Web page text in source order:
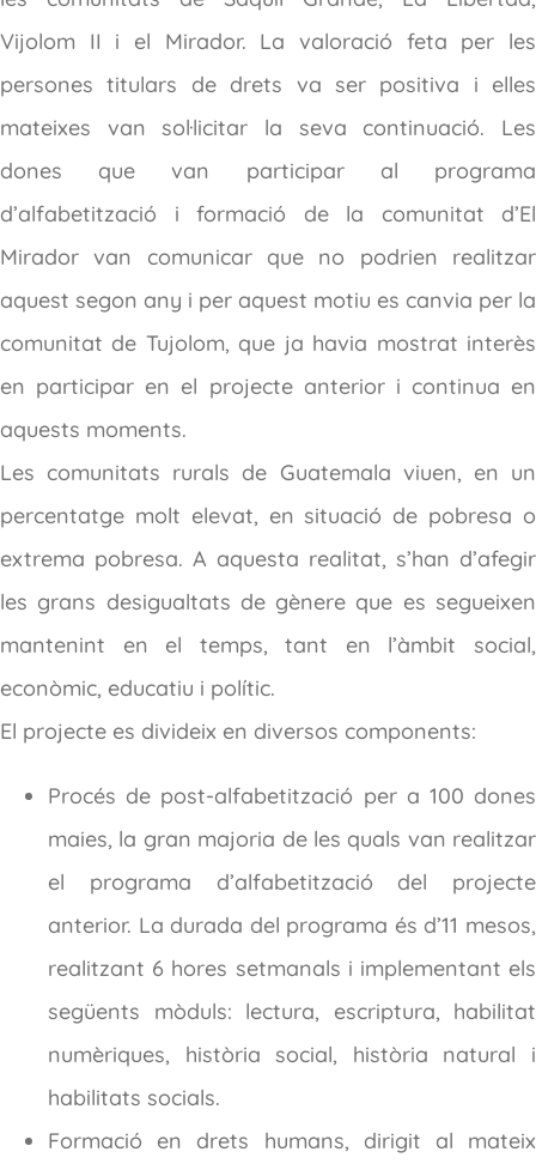
Vijolom II i el Mirador. La valoració feta per les
persones titulars de drets va ser positiva i elles
mateixes van sol·licitar la seva continuació. Les
dones que van participar al programa
d’alfabetització i formació de la comunitat d’El
Mirador van comunicar que no podrien realitzar
aquest segon any i per aquest motiu es canvia per la
comunitat de Tujolom, que ja havia mostrat interès
en participar en el projecte anterior i continua en
aquests moments.
Les comunitats rurals de Guatemala viuen, en un
percentatge molt elevat, en situació de pobresa o
extrema pobresa. A aquesta realitat, s’han d’afegir
les grans desigualtats de gènere que es segueixen
mantenint en el temps, tant en l’àmbit social,
econòmic, educatiu i polític.
El projecte es divideix en diversos components:
Procés de post-alfabetització per a 100 dones
maies, la gran majoria de les quals van realitzar
el programa d’alfabetització del projecte
anterior. La durada del programa és d’11 mesos,
realitzant 6 hores setmanals i implementant els
següents mòduls: lectura, escriptura, habilitat
numèriques, història social, història natural i
habilitats socials.
Formació en drets humans, dirigit al mateix